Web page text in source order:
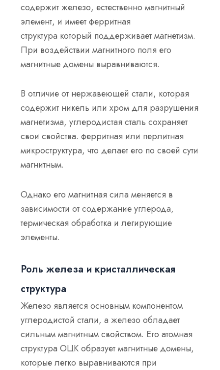
содержитжелезо, естественно магнитный
элемент, и имеетферритная
структура который поддерживает магнетизм.
При воздействии магнитного поля его
магнитные домены выравниваются.
В отличие от нержавеющей стали, которая
содержит никель или хром для разрушения
магнетизма, углеродистая сталь сохраняет
свои свойства.ферритная или перлитная
микроструктура, что делает его по своей сути
магнитным.
Однако его магнитная сила меняется в
зависимости отсодержание углерода,
термическая обработка и легирующие
элементы.
Роль железа и кристаллическая
структура
Железо является основным компонентом
углеродистой стали, а железо обладает
сильным магнитным свойством. Его атомная
структура ОЦК образует магнитные домены,
которые легко выравниваются при